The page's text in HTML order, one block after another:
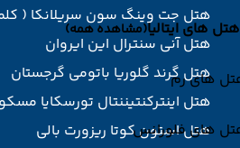
هتل های ایتالیا(مشاهده همه)
های رم
های فلورانس
هتل جت وینگ سون سریلانکا (
هتل آنی سنترال این ایروان
هتل گرند گلوریا باتومی گرجستان
هتل اینترکنتیننتال تورسکایا مسکو
هتل استون کوتا ریزورت بالی